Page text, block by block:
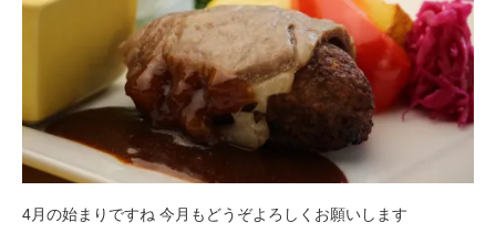
4月の始まりですね 今月もどうぞよろしくお願いします